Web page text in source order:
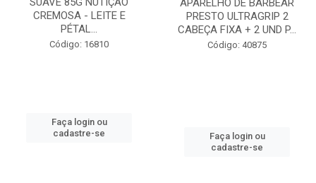
CREMOSA - LEITE E
PÉTAL...
Código: 16810
Faça login ou
cadastre-se
APARELHO DE BARBEAR
PRESTO ULTRAGRIP 2
CABEÇA FIXA + 2 UND P...
Código: 40875
Faça login ou
cadastre-se